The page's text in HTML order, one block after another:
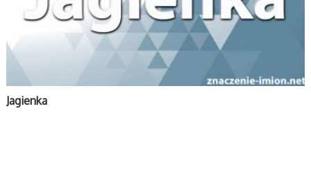
Jagienka